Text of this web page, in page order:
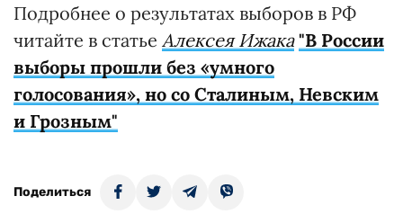
Подробнее о результатах выборов в РФ
читайте в статье Алексея Ижака "В России
выборы прошли без «умного
голосования», но со Сталиным, Невским
и Грозным"
Поделиться